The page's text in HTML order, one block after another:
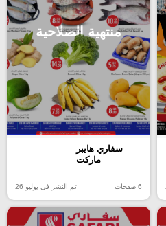
منتهية الصلاحية
سفاري هايبر
ماركت
6 صفحات تم النشر في يوليو 26